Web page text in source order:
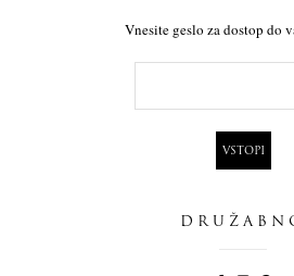
Vnesite geslo za dostop do